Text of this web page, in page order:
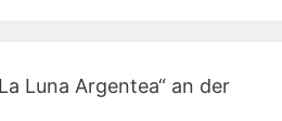
Luna Argentea“ an der